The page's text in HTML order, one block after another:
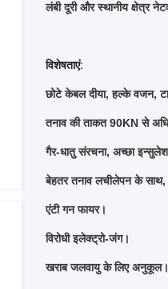
लंबी दूरी और स्थानीय क्षेत्र
विशेषताएं:
छोटे केबल दीया, हल्के वजन,
तनाव की ताकत 90KN से
गैर-धातु संरचना, अच्छा
बेहतर तनाव लचीलेपन के
एंटी गन फायर।
विरोधी इलेक्ट्रो-जंग।
खराब जलवायु के लिए अनुकूल।